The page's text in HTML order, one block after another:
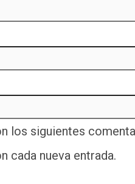
los siguientes
cada nueva entrada.